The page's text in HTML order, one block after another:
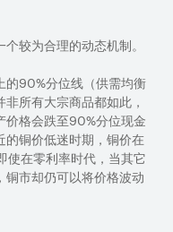
较为合理的动态机制。
的90%分位线（供需均衡
所有大宗商品都如此，
价格会跌至90%分位现金
的铜价低迷时期，铜价在
使在零利率时代，当其它
市却仍可以将价格波动